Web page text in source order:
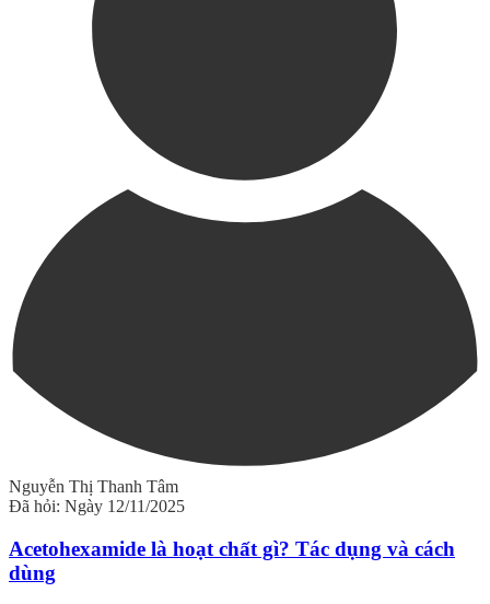
Nguyễn Thị Thanh Tâm
Đã hỏi: Ngày 12/11/2025
Acetohexamide là hoạt chất gì? Tác dụng và cách
dùng